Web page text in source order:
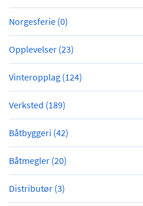
Norgesferie (0)
Opplevelser (23)
Vinteropplag (124)
Verksted (189)
Båtbyggeri (42)
Båtmegler (20)
Distributør (3)